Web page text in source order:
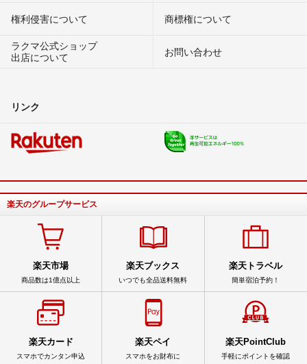
権利侵害について
商標権について
ラクマ公式ショップ
出店について
お問い合わせ
リンク
楽天のグループサービス
楽天市場
商品数は1億点以上
楽天ブックス
いつでも全品送料無料
楽天トラベル
簡単宿泊予約！
楽天カード
スマホでカンタン申込
楽天ペイ
スマホをお財布に
楽天PointClub
手軽にポイントを確認